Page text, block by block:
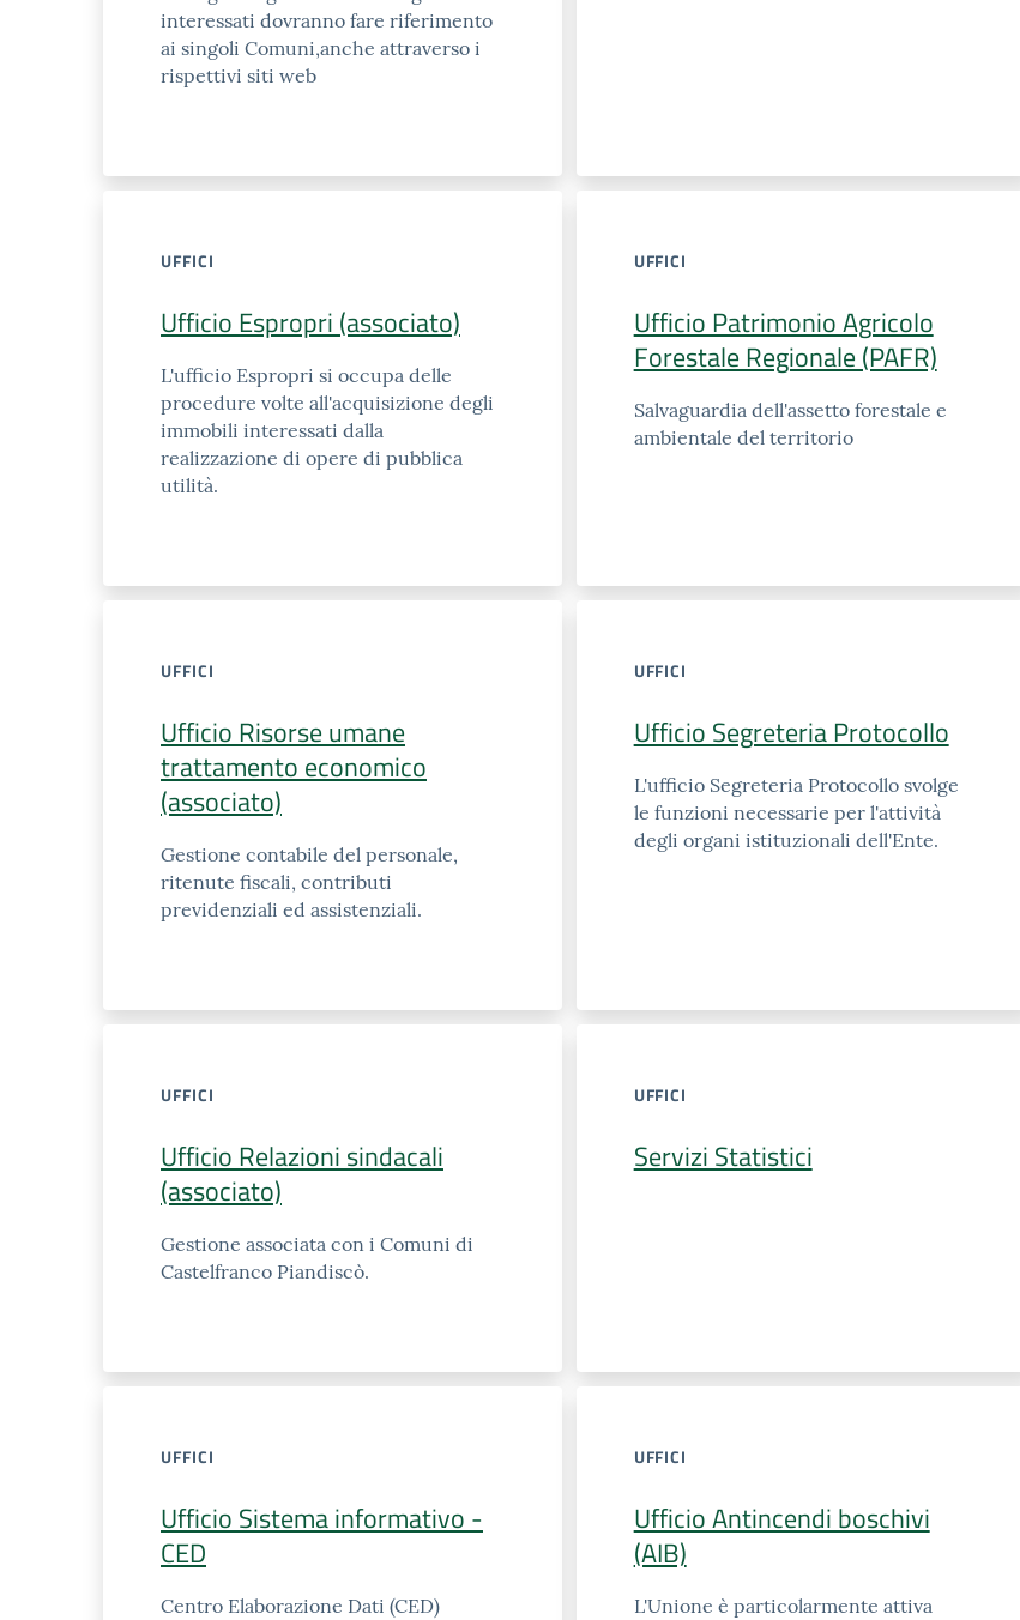
interessati dovranno fare riferimento
ai singoli Comuni,anche attraverso i
rispettivi siti web
UFFICI
Ufficio Espropri (associato)
L'ufficio Espropri si occupa delle
procedure volte all'acquisizione degli
immobili interessati dalla
realizzazione di opere di pubblica
utilità.
UFFICI
Ufficio Patrimonio Agricolo
Forestale Regionale (PAFR)
Salvaguardia dell'assetto forestale e
ambientale del territorio
UFFICI
Ufficio Risorse umane
trattamento economico
(associato)
Gestione contabile del personale,
ritenute fiscali, contributi
previdenziali ed assistenziali.
UFFICI
Ufficio Segreteria Protocollo
L'ufficio Segreteria Protocollo svolge
le funzioni necessarie per l'attività
degli organi istituzionali dell'Ente.
UFFICI
Ufficio Relazioni sindacali
(associato)
Gestione associata con i Comuni di
Castelfranco Piandiscò.
UFFICI
Servizi Statistici
UFFICI
Ufficio Sistema informativo -
CED
Centro Elaborazione Dati (CED)
UFFICI
Ufficio Antincendi boschivi
(AIB)
L'Unione è particolarmente attiva